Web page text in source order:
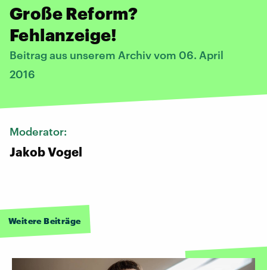
Große Reform?
Fehlanzeige!
Beitrag aus unserem Archiv vom 06. April
2016
Moderator:
Jakob Vogel
Weitere Beiträge